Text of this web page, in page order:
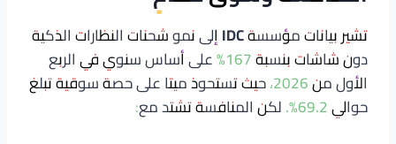
تشير بيانات مؤسسةIDCإلى نمو شحنات النظارات الذكية
دون شاشات بنسبة 167% على أساس سنوي في الربع
الأول من 2026، حيث تستحوذ ميتا على حصة سوقية تبلغ
حوالي 69.2%. لكن المنافسة تشتد مع: